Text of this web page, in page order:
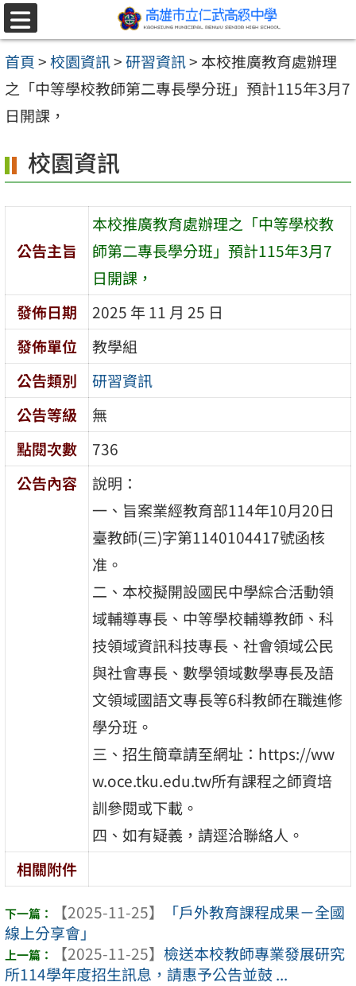
跳至主要內容區
選
單
首頁>校園資訊>研習資訊> 本校推廣教育處辦理
之「中等學校教師第二專長學分班」預計115年3月7
日開課，
校園資訊
公告主旨
本校推廣教育處辦理之「中等學校教
師第二專長學分班」預計115年3月7
日開課，
發佈日期
2025 年 11 月 25 日
發佈單位
教學組
公告類別
研習資訊
公告等級
無
點閱次數
736
公告內容
說明：
一、旨案業經教育部114年10月20日
臺教師(三)字第1140104417號函核
准。
二、本校擬開設國民中學綜合活動領
域輔導專長、中等學校輔導教師、科
技領域資訊科技專長、社會領域公民
與社會專長、數學領域數學專長及語
文領域國語文專長等6科教師在職進修
學分班。
三、招生簡章請至網址：https://ww
w.oce.tku.edu.tw所有課程之師資培
訓參閱或下載。
四、如有疑義，請逕洽聯絡人。
相關附件
【2025-11-25】
「戶外教育課程成果－全國
線上分享會」
【2025-11-25】 檢送本校教師專業發展研究
所114學年度招生訊息，請惠予公告並鼓 ...